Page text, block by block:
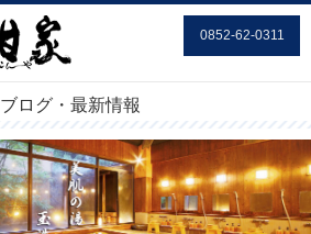
0852-62-0311
ブログ・最新情報